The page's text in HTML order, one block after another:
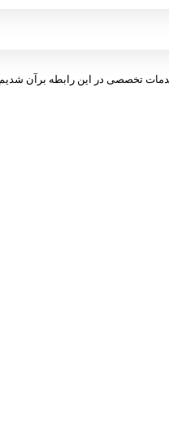
تخصصی در این رابطه برآن شدیم